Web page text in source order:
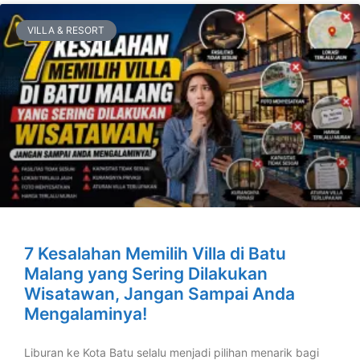
VILLA & RESORT
7 Kesalahan Memilih Villa di Batu
Malang yang Sering Dilakukan
Wisatawan, Jangan Sampai Anda
Mengalaminya!
Liburan ke Kota Batu selalu menjadi pilihan menarik bagi